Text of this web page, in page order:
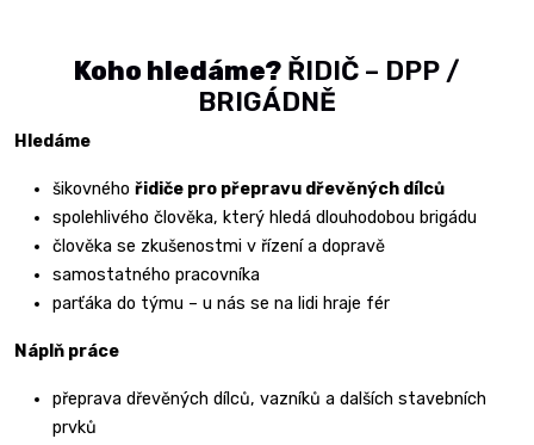
Koho hledáme? ŘIDIČ – DPP /
BRIGÁDNĚ
Hledáme
šikovného řidiče pro přepravu dřevěných dílců
spolehlivého člověka, který hledá dlouhodobou brigádu
člověka se zkušenostmi v řízení a dopravě
samostatného pracovníka
parťáka do týmu – u nás se na lidi hraje fér
Náplň práce
přeprava dřevěných dílců, vazníků a dalších stavebních
prvků